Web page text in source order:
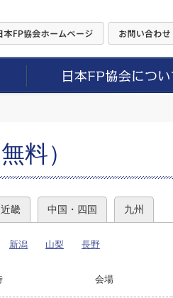
料）
近畿 中国・四国 九州
新潟 山梨 長野
会場